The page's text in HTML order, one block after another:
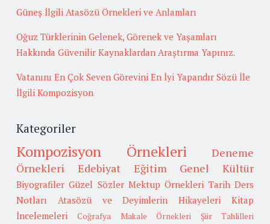
Güneş İlgili Atasözü Örnekleri ve Anlamları
Oğuz Türklerinin Gelenek, Görenek ve Yaşamları
Hakkında Güvenilir Kaynaklardan Araştırma Yapınız.
Vatanını En Çok Seven Görevini En İyi Yapandır Sözü İle
İlgili Kompozisyon
Kategoriler
Kompozisyon Örnekleri
Deneme
Örnekleri
Edebiyat Eğitim Genel Kültür
Biyografiler Güzel Sözler Mektup Örnekleri Tarih Ders
Notları
Atasözü ve Deyimlerin Hikayeleri
Kitap
İncelemeleri
Coğrafya Makale Örnekleri Şiir Tahlilleri